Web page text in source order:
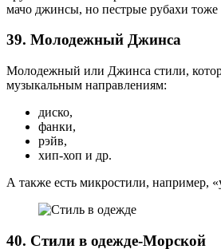
мачо джинсы, но пестрые рубахи тоже
39. Молодежный Джинса
Молодежный или Джинса стили,
музыкальным направлениям:
диско,
фанки,
рэйв,
хип-хоп и др.
А также есть микростили, например,
40. Стили в одежде-Морской